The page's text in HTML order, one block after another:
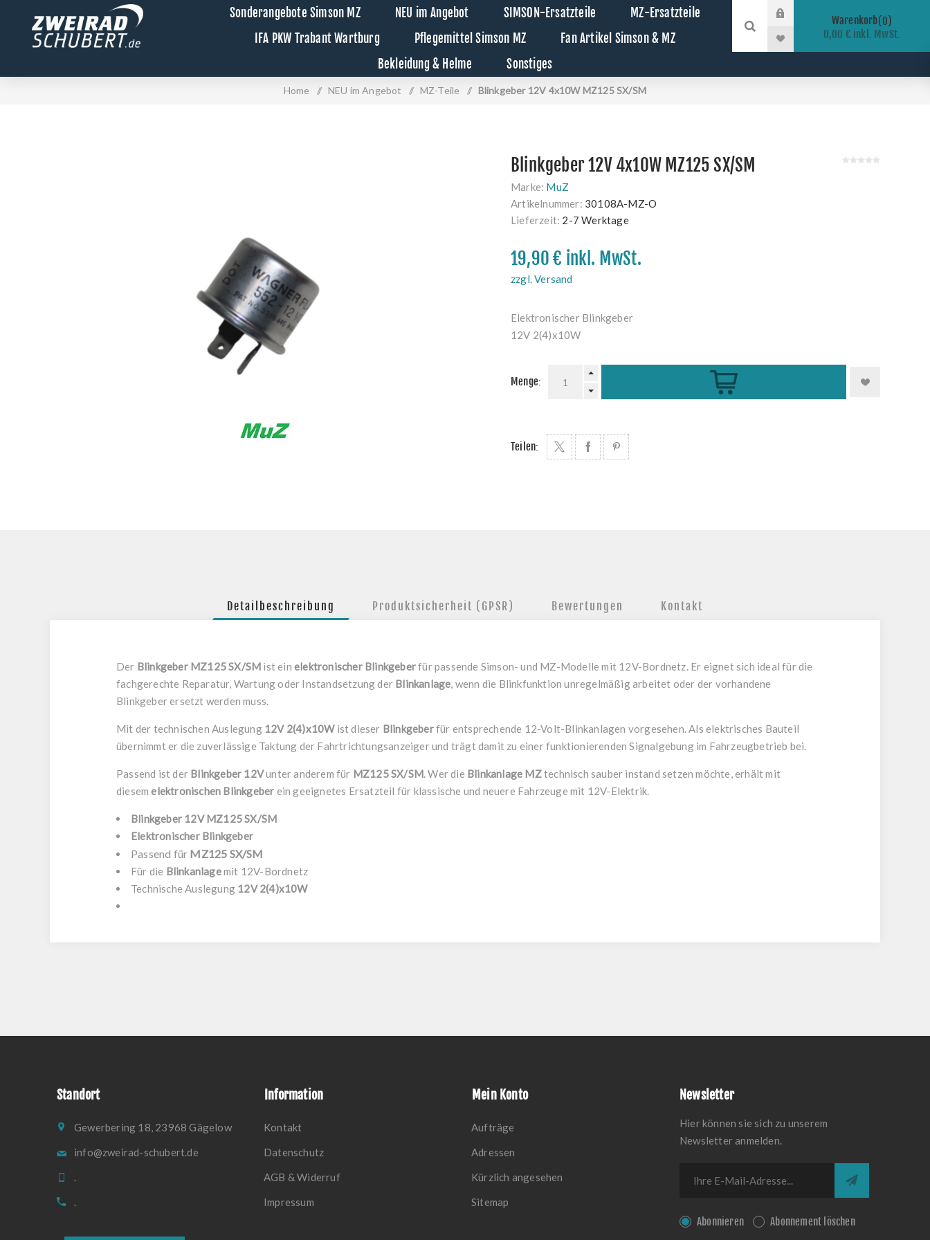
Sonderangebote Simson MZ NEU im Angebot SIMSON-Ersatzteile
MZ-Ersatzteile
IFA PKW Trabant Wartburg
Pflegemittel Simson MZ
Fan Artikel Simson & MZ
Bekleidung & Helme
Sonstiges
Warenkorb 0
0,00 € inkl. MwSt.
Home / NEU im Angebot / MZ-Teile / Blinkgeber 12V 4x10W MZ125 SX/SM
Blinkgeber 12V 4x10W MZ125 SX/SM
Marke: MuZ
Artikelnummer: 30108A-MZ-O
Lieferzeit: 2-7 Werktage
19,90 € inkl. MwSt.
zzgl. Versand
Elektronischer Blinkgeber
12V 2(4)x10W
Menge: Kaufen
Teilen:
Detailbeschreibung Produktsicherheit (GPSR) Bewertungen Kontakt
Der Blinkgeber MZ125 SX/SM ist einelektronischer Blinkgeberfür passende Simson- und MZ-Modelle mit 12V-Bordnetz. Er eignet sich ideal für die
fachgerechte Reparatur, Wartung oder Instandsetzung der Blinkanlage, wenn die Blinkfunktion unregelmäßig arbeitet oder der vorhandene
Blinkgeber ersetzt werden muss.
Mit der technischen Auslegung 12V 2(4)x10Wist dieser Blinkgeberfür entsprechende 12-Volt-Blinkanlagen vorgesehen. Als elektrisches Bauteil
übernimmt er die zuverlässige Taktung der Fahrtrichtungsanzeiger und trägt damit zu einer funktionierenden Signalgebung im Fahrzeugbetrieb bei.
Passend ist der Blinkgeber 12Vunter anderem für MZ125 SX/SM. Wer die Blinkanlage MZtechnisch sauber instand setzen möchte, erhält mit
diesemelektronischen Blinkgeber ein geeignetes Ersatzteil für klassische und neuere Fahrzeuge mit 12V-Elektrik.
Blinkgeber 12V MZ125 SX/SM
Elektronischer Blinkgeber
Passend für MZ125 SX/SM
Für die Blinkanlagemit 12V-Bordnetz
Technische Auslegung 12V 2(4)x10W
Standort
Gewerbering 18, 23968 Gägelow
info@zweirad-schubert.de
.
.
Information
Kontakt
Datenschutz
AGB & Widerruf
Impressum
Mein Konto
Aufträge
Adressen
Kürzlich angesehen
Sitemap
Newsletter
Hier können sie sich zu unserem
Newsletter anmelden.
Abonnieren Abonnement löschen